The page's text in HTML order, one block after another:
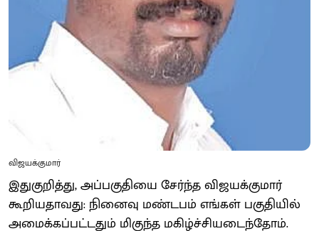
விஜயக்குமார்
இதுகுறித்து, அப்பகுதியை சேர்ந்த விஜயக்குமார்
கூறியதாவது: நினைவு மண்டபம் எங்கள் பகுதியில்
அமைக்கப்பட்டதும் மிகுந்த மகிழ்ச்சியடைந்தோம்.